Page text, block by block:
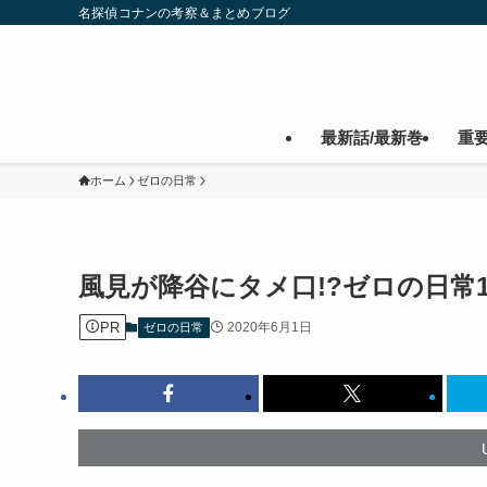
名探偵コナンの考察＆まとめブログ
最新話/最新巻 重
ホーム ゼロの日常
風見が降谷にタメ口!?ゼロの日
PR ゼロの日常 2020年6月1日